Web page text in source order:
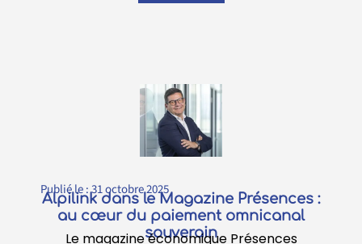
Publié le :31 octobre 2025
Alpilink dans le Magazine Présences :
au cœur du paiement omnicanal
souverain
Le magazine économique Présences